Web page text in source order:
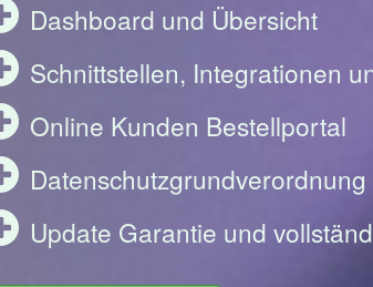
Dashboard und Übersicht
Schnittstellen, Integrationen
Online Kunden Bestellportal
Update Garantie und